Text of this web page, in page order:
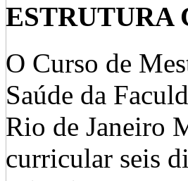
ESTRUTURA
O Curso de
Saúde da
Rio de Janeiro
curricular seis